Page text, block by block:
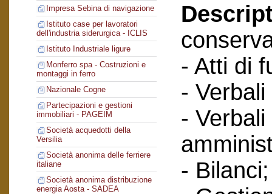
Impresa Sebina di navigazione
Istituto case per lavoratori
dell'industria siderurgica - ICLIS
Istituto Industriale ligure
Monferro spa - Costruzioni e
montaggi in ferro
Nazionale Cogne
Partecipazioni e gestioni
immobiliari - PAGEIM
Società acquedotti della
Versilia
Società anonima delle ferriere
italiane
Società anonima distribuzione
energia Aosta - SADEA
- Atti di
-
-
- Bilanci;